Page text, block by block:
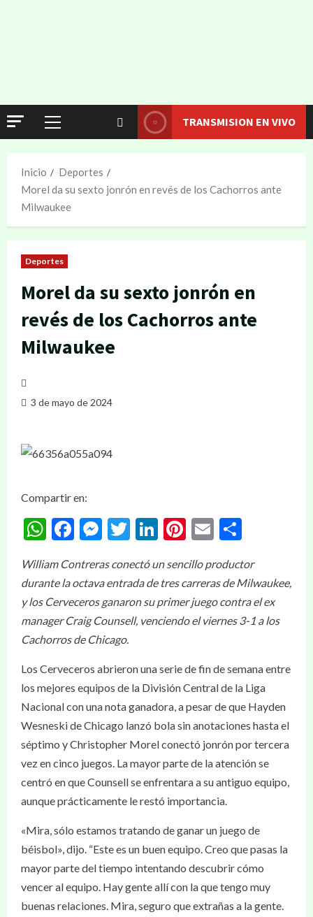
TRANSMISION EN VIVO
Inicio
Deportes
Morel da su sexto jonrón en revés de los Cachorros ante
Milwaukee
Deportes
Morel da su sexto jonrón en
revés de los Cachorros ante
Milwaukee
3 de mayo de 2024
Compartir en:
WhatsApp
Facebook
Messenger
Twitter
LinkedIn
Pinterest
Email
William Contreras conectó un sencillo productor
durante la octava entrada de tres carreras de Milwaukee,
y los Cerveceros ganaron su primer juego contra el ex
manager Craig Counsell, venciendo el viernes 3-1 a los
Cachorros de Chicago.
Los Cerveceros abrieron una serie de fin de semana entre
los mejores equipos de la División Central de la Liga
Nacional con una nota ganadora, a pesar de que Hayden
Wesneski de Chicago lanzó bola sin anotaciones hasta el
séptimo y Christopher Morel conectó jonrón por tercera
vez en cinco juegos. La mayor parte de la atención se
centró en que Counsell se enfrentara a su antiguo equipo,
aunque prácticamente le restó importancia.
«Mira, sólo estamos tratando de ganar un juego de
béisbol», dijo. “Este es un buen equipo. Creo que pasas la
mayor parte del tiempo intentando descubrir cómo
vencer al equipo. Hay gente allí con la que tengo muy
buenas relaciones. Mira, seguro que extrañas a la gente.